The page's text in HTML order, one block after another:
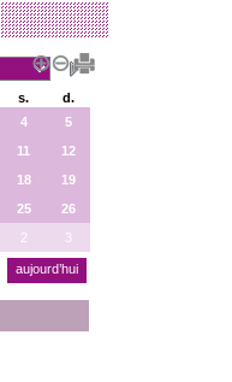
s.
d.
4
5
11
12
18
19
25
26
2 3
aujourd’hui